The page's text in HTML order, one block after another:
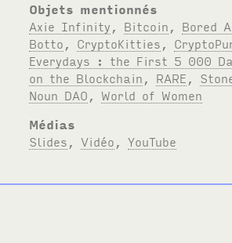
Objets mentionnés
Axie Infinity , Bitcoin , Bored
Botto , CryptoKitties ,
Everydays : the First 5 000
on the Blockchain , RARE ,
Noun DAO ,World of Women
Médias
Slides ,Vidéo ,YouTube